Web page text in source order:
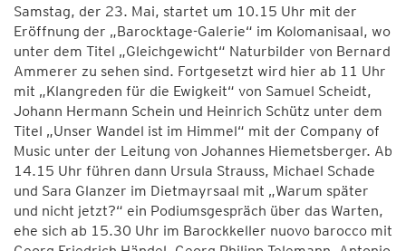
Samstag, der 23. Mai, startet um 10.15 Uhr mit der
Eröffnung der „Barocktage-Galerie“ im Kolomanisaal, wo
unter dem Titel „Gleichgewicht“ Naturbilder von Bernard
Ammerer zu sehen sind. Fortgesetzt wird hier ab 11 Uhr
mit „Klangreden für die Ewigkeit“ von Samuel Scheidt,
Johann Hermann Schein und Heinrich Schütz unter dem
Titel „Unser Wandel ist im Himmel“ mit der Company of
Music unter der Leitung von Johannes Hiemetsberger. Ab
14.15 Uhr führen dann Ursula Strauss, Michael Schade
und Sara Glanzer im Dietmayrsaal mit „Warum später
und nicht jetzt?“ ein Podiumsgespräch über das Warten,
ehe sich ab 15.30 Uhr im Barockkeller nuovo barocco mit